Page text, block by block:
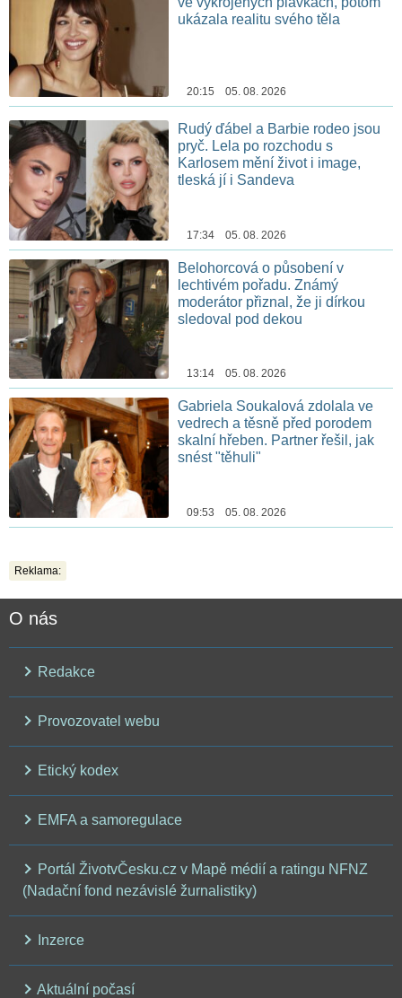
ukázala realitu svého těla
20:15 05. 08. 2026
Rudý ďábel a Barbie rodeo jsou
pryč. Lela po rozchodu s
Karlosem mění život i image,
tleská jí i Sandeva
17:34 05. 08. 2026
Belohorcová o působení v
lechtivém pořadu. Známý
moderátor přiznal, že ji dírkou
sledoval pod dekou
13:14 05. 08. 2026
Gabriela Soukalová zdolala ve
vedrech a těsně před porodem
skalní hřeben. Partner řešil, jak
snést "těhuli"
09:53 05. 08. 2026
Reklama:
O nás
Redakce
Provozovatel webu
Etický kodex
EMFA a samoregulace
Portál ŽivotvČesku.cz v Mapě médií a ratingu NFNZ
(Nadační fond nezávislé žurnalistiky)
Inzerce
Aktuální počasí